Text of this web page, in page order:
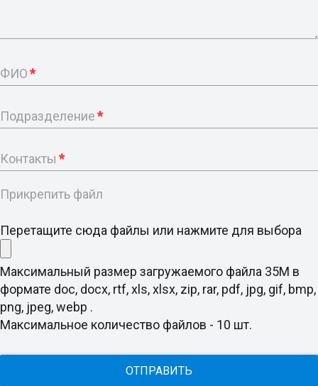
ФИО*
Подразделение*
Контакты *
Прикрепить файл
Перетащите сюда файлы или нажмите для выбора
Максимальный размер загружаемого файла 35M в
формате doc, docx, rtf, xls, xlsx, zip, rar, pdf, jpg, gif, bmp,
png, jpeg, webp .
Максимальное количество файлов - 10 шт.
ОТПРАВИТЬ